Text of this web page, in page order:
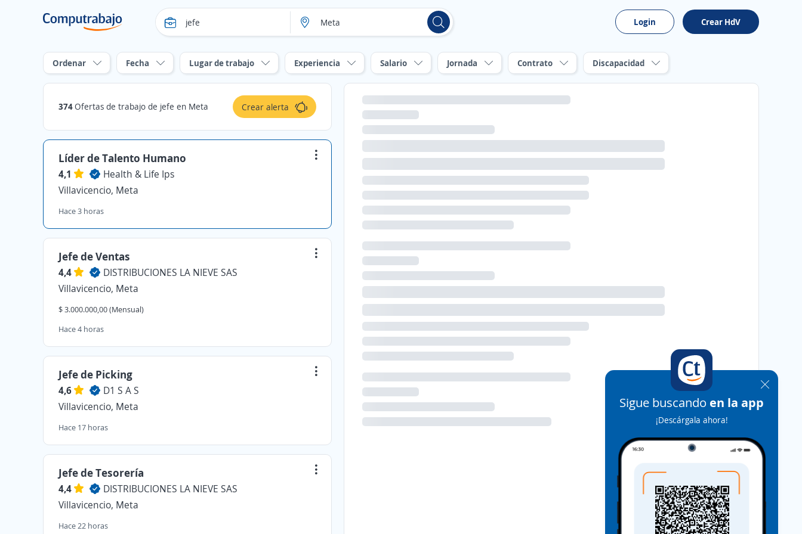
Login Crear HdV
Ordenar Fecha Lugar de trabajo Experiencia Salario Jornada Contrato Discapacidad
374Ofertas de trabajo de jefe en Meta Crear alerta
Líder de Talento Humano
4,1
Health & Life Ips
Villavicencio, Meta
Hace 3 horas
Jefe de Ventas
4,4
DISTRIBUCIONES LA NIEVE SAS
Villavicencio, Meta
$ 3.000.000,00 (Mensual)
Hace 4 horas
Jefe de Picking
4,6
D1 S A S
Villavicencio, Meta
Hace 17 horas
Jefe de Tesorería
4,4
DISTRIBUCIONES LA NIEVE SAS
Villavicencio, Meta
Hace 22 horas
Sigue buscando en la app
¡Descárgala ahora!